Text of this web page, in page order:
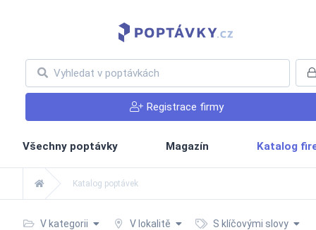
Registrace firmy
Všechny poptávky Magazín Katalog
Katalog poptávek
V kategorii V lokalitě
S klíčovými slovy